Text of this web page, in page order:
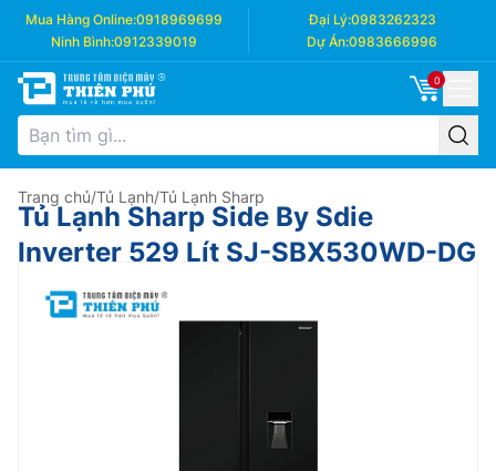
Mua Hàng Online:0918969699 Đại Lý:0983262323
Ninh Bình:0912339019 Dự Án:0983666996
0
Trang chủ/Tủ Lạnh/Tủ Lạnh Sharp
Tủ Lạnh Sharp Side By Sdie
Inverter 529 Lít SJ-SBX530WD-DG